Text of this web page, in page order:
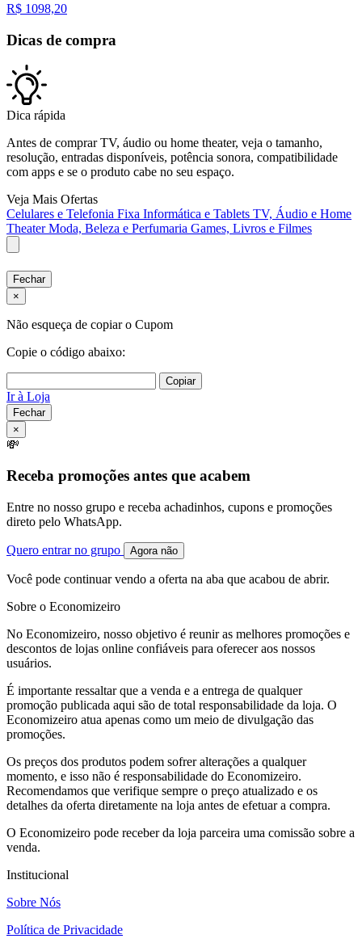
R$ 1098,20
Dicas de compra
Dica rápida
Antes de comprar TV, áudio ou home theater, veja o tamanho,
resolução, entradas disponíveis, potência sonora, compatibilidade
com apps e se o produto cabe no seu espaço.
Veja Mais Ofertas
Celulares e Telefonia Fixa Informática e Tablets TV, Áudio e Home
TheaterModa, Beleza e Perfumaria Games, Livros e Filmes
Fechar
×
Não esqueça de copiar o Cupom
Copie o código abaixo:
Copiar
Ir à Loja
Fechar
×
💸
Receba promoções antes que acabem
Entre no nosso grupo e receba achadinhos, cupons e promoções
direto pelo WhatsApp.
Quero entrar no grupo Agora não
Você pode continuar vendo a oferta na aba que acabou de abrir.
Sobre o Economizeiro
No Economizeiro, nosso objetivo é reunir as melhores promoções e
descontos de lojas online confiáveis para oferecer aos nossos
usuários.
É importante ressaltar que a venda e a entrega de qualquer
promoção publicada aqui são de total responsabilidade da loja. O
Economizeiro atua apenas como um meio de divulgação das
promoções.
Os preços dos produtos podem sofrer alterações a qualquer
momento, e isso não é responsabilidade do Economizeiro.
Recomendamos que verifique sempre o preço atualizado e os
detalhes da oferta diretamente na loja antes de efetuar a compra.
O Economizeiro pode receber da loja parceira uma comissão sobre a
venda.
Institucional
Sobre Nós
Política de Privacidade